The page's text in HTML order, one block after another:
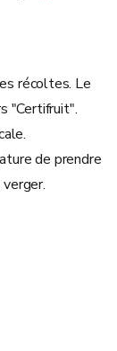
récoltes. Le
"Certifruit".
de prendre